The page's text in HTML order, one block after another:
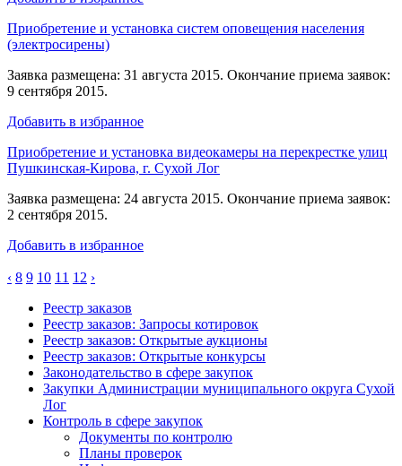
Приобретение и установка систем оповещения населения
(электросирены)
Заявка размещена: 31 августа 2015. Окончание приема заявок:
9 сентября 2015.
Добавить в избранное
Приобретение и установка видеокамеры на перекрестке улиц
Пушкинская-Кирова, г. Сухой Лог
Заявка размещена: 24 августа 2015. Окончание приема заявок:
2 сентября 2015.
Добавить в избранное
‹ 8 9 10 11 12 ›
Реестр заказов
Реестр заказов: Запросы котировок
Реестр заказов: Открытые аукционы
Реестр заказов: Открытые конкурсы
Законодательство в сфере закупок
Закупки Администрации муниципального округа Сухой
Лог
Контроль в сфере закупок
Документы по контролю
Планы проверок